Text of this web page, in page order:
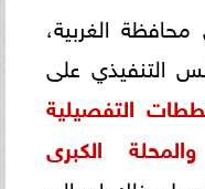
الغربية،
التنفيذي على
التفصيلية
والمحلة
الكبرى